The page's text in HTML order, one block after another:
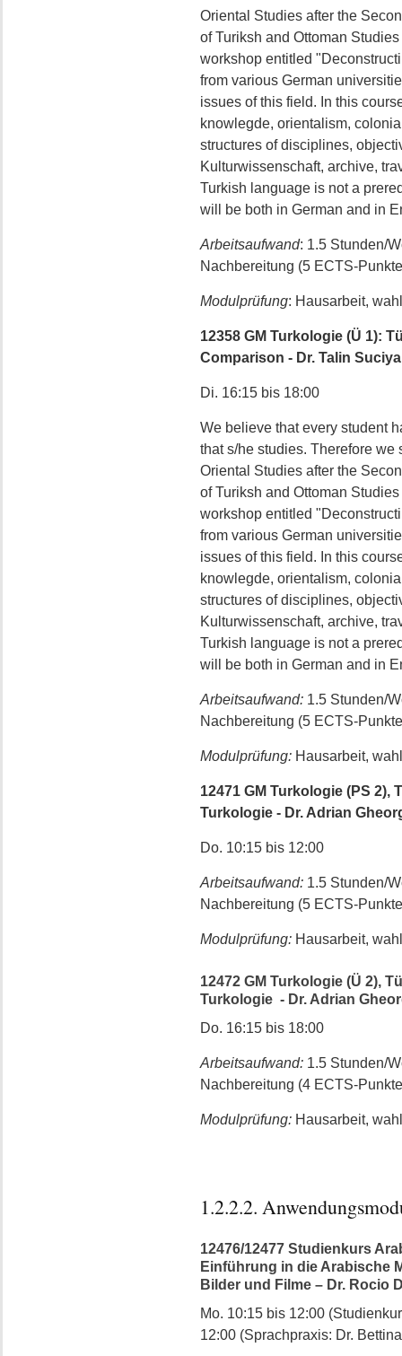
Oriental Studies after the
of Turiksh and Ottoman
workshop entitled
from various German
issues of this field. In this
knowlegde, orientalism,
structures of disciplines,
Kulturwissenschaft, archive,
Turkish language is not a
will be both in German and in
Arbeitsaufwand: 1.5 Stunden/
Nachbereitung (5 ECTS-
Modulprüfung: Hausarbeit,
12358 GM Turkologie (Ü 1):
Comparison - Dr. Talin
Di. 16:15 bis 18:00
We believe that every student
that s/he studies. Therefore we
Oriental Studies after the
of Turiksh and Ottoman
workshop entitled
from various German
issues of this field. In this
knowlegde, orientalism,
structures of disciplines,
Kulturwissenschaft, archive,
Turkish language is not a
will be both in German and in
Arbeitsaufwand:1.5 Stunden/
Nachbereitung (5 ECTS-
Modulprüfung:Hausarbeit,
12471 GM Turkologie (PS 2),
Turkologie - Dr. Adrian
Do. 10:15 bis 12:00
Arbeitsaufwand:1.5 Stunden/
Nachbereitung (5 ECTS-
Modulprüfung:Hausarbeit,
12472 GM Turkologie (Ü 2),
Turkologie - Dr. Adrian
Do. 16:15 bis 18:00
Arbeitsaufwand:1.5 Stunden/
Nachbereitung (4 ECTS-
Modulprüfung:Hausarbeit,
1.2.2.2.
12476/12477 Studienkurs
Einführung in die Arabische
Bilder und Filme – Dr. Rocio
Mo. 10:15 bis 12:00
12:00 (Sprachpraxis: Dr.